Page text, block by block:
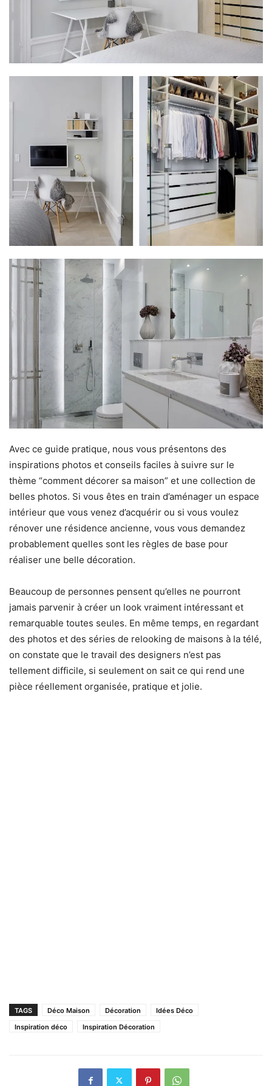
Avec ce guide pratique, nous vous présentons des
inspirations photos et conseils faciles à suivre sur le
thème “comment décorer sa maison” et une collection de
belles photos. Si vous êtes en train d’aménager un espace
intérieur que vous venez d’acquérir ou si vous voulez
rénover une résidence ancienne, vous vous demandez
probablement quelles sont les règles de base pour
réaliser une belle décoration.
Beaucoup de personnes pensent qu’elles ne pourront
jamais parvenir à créer un look vraiment intéressant et
remarquable toutes seules. En même temps, en regardant
des photos et des séries de relooking de maisons à la télé,
on constate que le travail des designers n’est pas
tellement difficile, si seulement on sait ce qui rend une
pièce réellement organisée, pratique et jolie.
TAGS Déco Maison Décoration
Idées Déco
Inspiration déco
Inspiration Décoration